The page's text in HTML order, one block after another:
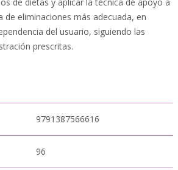
de eliminaciones más adecuada, en
del usuario, siguiendo las
prescritas.
9791387566616
96